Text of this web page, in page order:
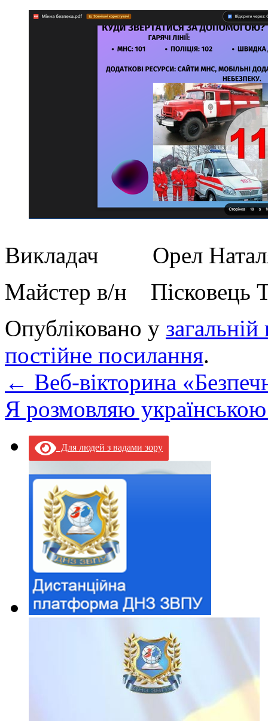
Викладач Орел Наталя
Майстер в/н Пісковець
Опубліковано у загальній
постійне посилання.
← Веб-вікторина
Я розмовляю
Для людей з вадами зору